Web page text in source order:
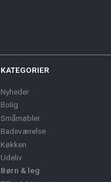
KATEGORIER
Nyheder
Bolig
Småmøbler
Badeværelse
Køkken
Udeliv
Børn & leg